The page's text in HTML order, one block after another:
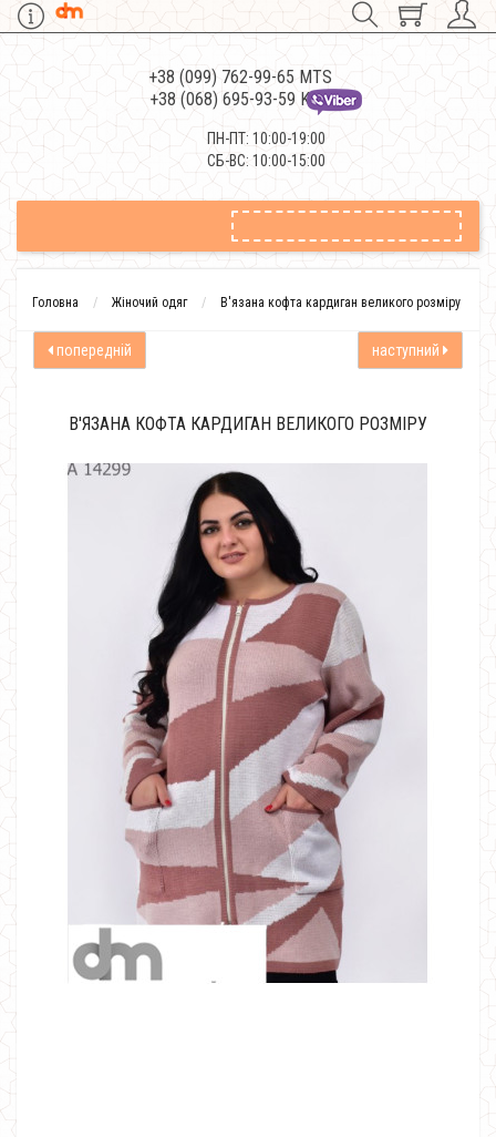
+38 (099) 762-99-65 MTS
+38 (068) 695-93-59 Kievstar
ПН-ПТ: 10:00-19:00
СБ-ВС: 10:00-15:00
Головна Жіночий одяг В'язана кофта кардиган великого розміру
попередній наступний
В'ЯЗАНА КОФТА КАРДИГАН ВЕЛИКОГО РОЗМІРУ